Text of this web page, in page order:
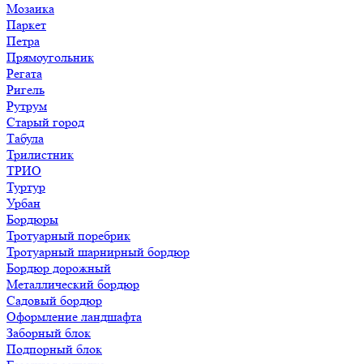
Мозаика
Паркет
Петра
Прямоугольник
Регата
Ригель
Рутрум
Старый город
Табула
Трилистник
ТРИО
Туртур
Урбан
Бордюры
Тротуарный поребрик
Тротуарный шарнирный бордюр
Бордюр дорожный
Металлический бордюр
Садовый бордюр
Оформление ландшафта
Заборный блок
Подпорный блок